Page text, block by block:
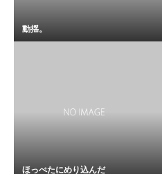
動揺。
ほっぺたにめり込んだ